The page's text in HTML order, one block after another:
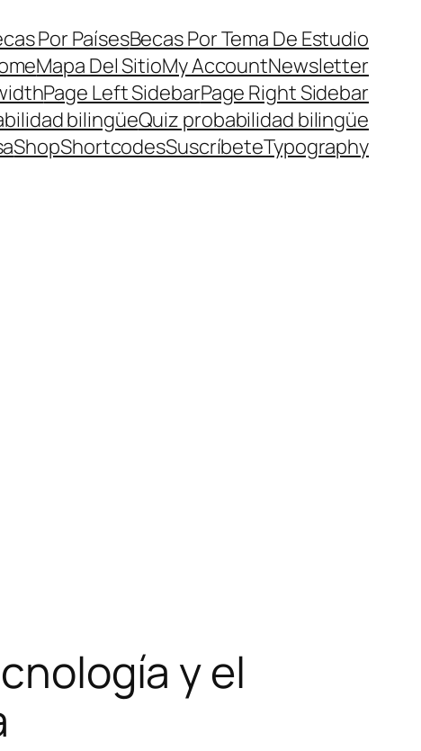
Por PaísesBecas Por Tema De Estudio
Mapa Del SitioMy AccountNewsletter
Page Left SidebarPage Right Sidebar
bilingüeQuiz probabilidad bilingüe
ShopShortcodesSuscríbeteTypography
y el